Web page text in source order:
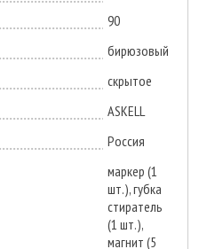
90
бирюзовый
скрытое
ASKELL
Россия
маркер (1
шт.), губка
стиратель
(1 шт.),
магнит (5